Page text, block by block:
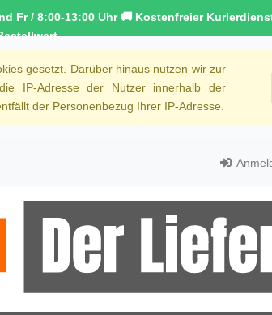
Fr / 8:00-13:00 Uhr 🚚 Kostenfreier
gesetzt. Darüber hinaus nutzen wir zur
IP-Adresse der Nutzer innerhalb der
der Personenbezug Ihrer IP-Adresse.